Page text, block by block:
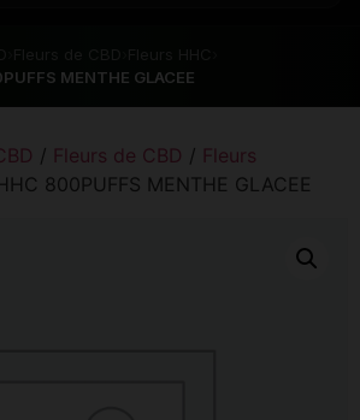
MENTHE GLACEE
/ Fleurs de CBD / Fleurs
800PUFFS MENTHE GLACEE